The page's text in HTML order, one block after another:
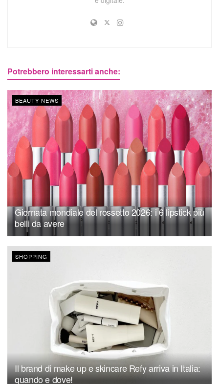
Potrebbero interessarti anche:
BEAUTY NEWS
Giornata mondiale del rossetto 2026: i 6 lipstick più
belli da avere
SHOPPING
Il brand di make up e skincare Refy arriva in Italia:
quando e dove!